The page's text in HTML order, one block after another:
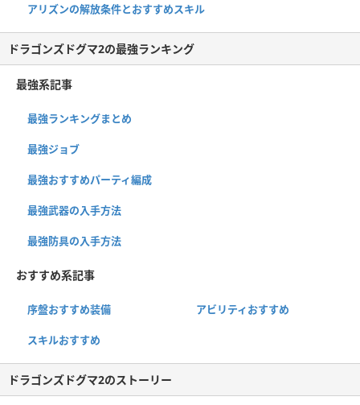
アリズンの解放条件とおすすめスキル
ドラゴンズドグマ2の最強ランキング
最強系記事
最強ランキングまとめ
最強ジョブ
最強おすすめパーティ編成
最強武器の入手方法
最強防具の入手方法
おすすめ系記事
序盤おすすめ装備 アビリティおすすめ
スキルおすすめ
ドラゴンズドグマ2のストーリー